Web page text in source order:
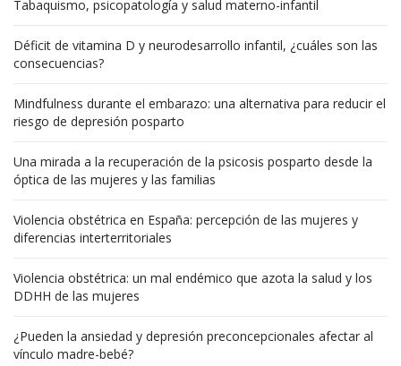
Tabaquismo, psicopatología y salud materno-infantil
Déficit de vitamina D y neurodesarrollo infantil, ¿cuáles son las
consecuencias?
Mindfulness durante el embarazo: una alternativa para reducir el
riesgo de depresión posparto
Una mirada a la recuperación de la psicosis posparto desde la
óptica de las mujeres y las familias
Violencia obstétrica en España: percepción de las mujeres y
diferencias interterritoriales
Violencia obstétrica: un mal endémico que azota la salud y los
DDHH de las mujeres
¿Pueden la ansiedad y depresión preconcepcionales afectar al
vínculo madre-bebé?